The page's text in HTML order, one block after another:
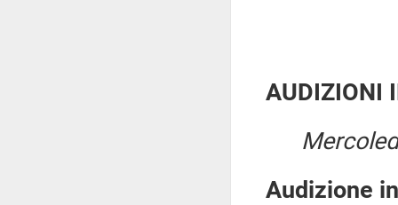
AUDIZIONI
Audizione